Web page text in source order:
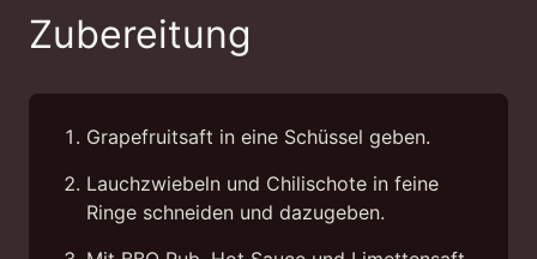
Zubereitung
Grapefruitsaft in eine Schüssel geben.
Lauchzwiebeln und Chilischote in feine
Ringe schneiden und dazugeben.